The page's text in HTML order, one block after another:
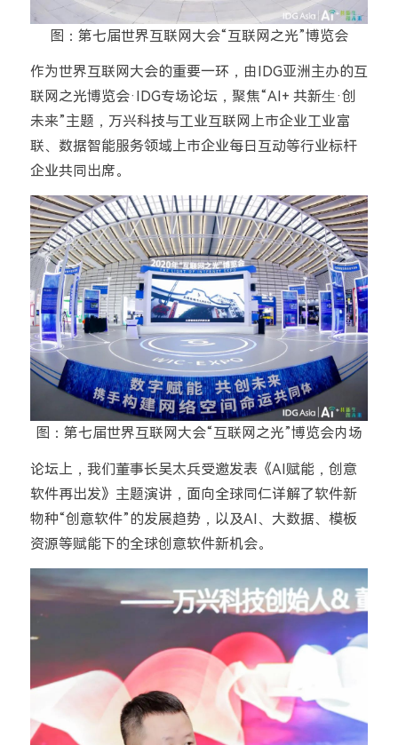
图：第七届世界互联网大会“互联网之光”博览会
作为世界互联网大会的重要一环，由IDG亚洲主办的互
联网之光博览会·IDG专场论坛，聚焦“AI+ 共新⽣·创
未来”主题，万兴科技与工业互联网上市企业工业富
联、数据智能服务领域上市企业每日互动等行业标杆
企业共同出席。
图：第七届世界互联网大会“互联网之光”博览会内场
论坛上，我们董事长吴太兵受邀发表《AI赋能，创意
软件再出发》主题演讲，面向全球同仁详解了软件新
物种“创意软件”的发展趋势，以及AI、大数据、模板
资源等赋能下的全球创意软件新机会。